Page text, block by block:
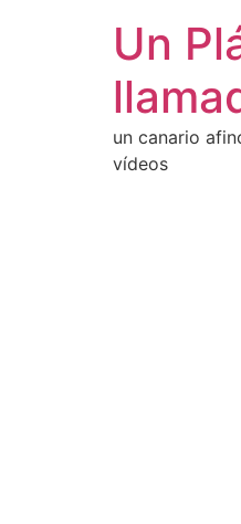
Un
un canario
vídeos